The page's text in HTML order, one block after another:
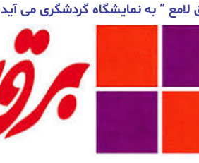
لامع ” به نمایشگاه گردشگری می آید